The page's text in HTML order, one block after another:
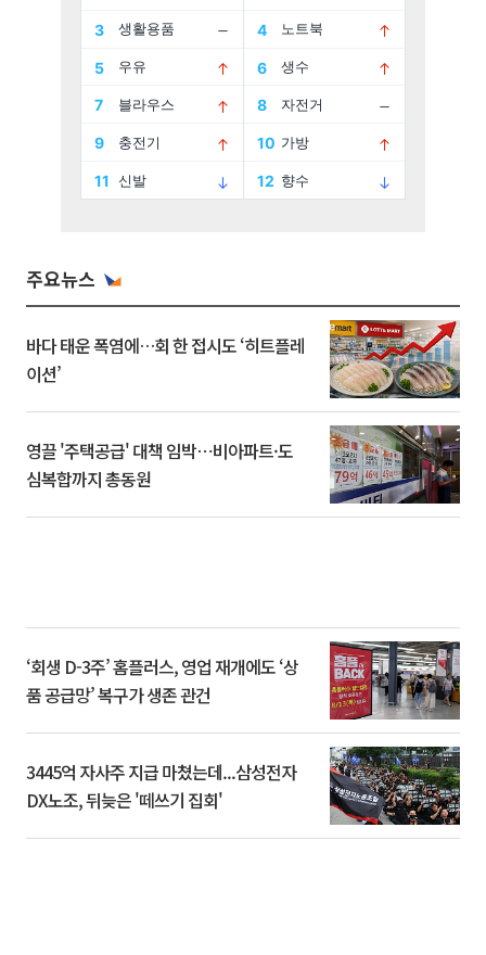
주요뉴스
바다 태운 폭염에…회 한 접시도 ‘히트플레
이션’
영끌 '주택공급' 대책 임박⋯비아파트·도
심복합까지 총동원
‘회생 D-3주’ 홈플러스, 영업 재개에도 ‘상
품 공급망’ 복구가 생존 관건
3445억 자사주 지급 마쳤는데...삼성전자
DX노조, 뒤늦은 '떼쓰기 집회'